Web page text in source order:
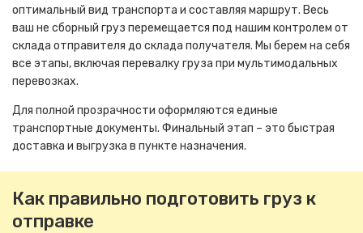
оптимальный вид транспорта и составляя маршрут. Весь
ваш не сборный груз перемещается под нашим контролем от
склада отправителя до склада получателя. Мы берем на себя
все этапы, включая перевалку груза при мультимодальных
перевозках.
Для полной прозрачности оформляются единые
транспортные документы. Финальный этап – это быстрая
доставка и выгрузка в пункте назначения.
Как правильно подготовить груз к
отправке